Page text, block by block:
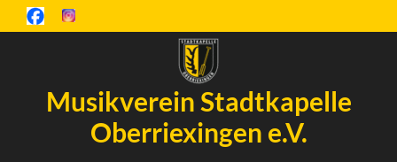
Musikverein Stadtkapelle
Oberriexingen e.V.